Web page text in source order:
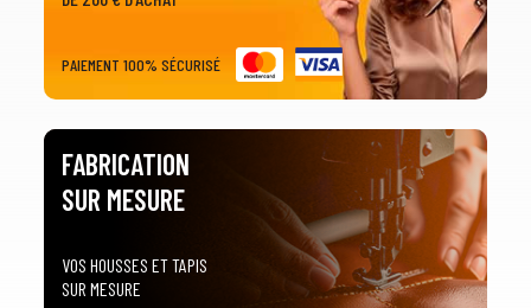
PAIEMENT 100% SÉCURISÉ
FABRICATION
SUR MESURE
VOS HOUSSES ET TAPIS
SUR MESURE